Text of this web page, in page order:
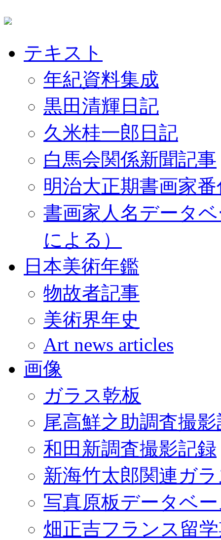
テキスト
年紀資料集成
黒田清輝日記
久米桂一郎日記
白馬会関係新聞記事
明治大正期書画家
書画家人名データ
による）
日本美術年鑑
物故者記事
美術界年史
Art news articles
画像
ガラス乾板
尾高鮮之助調査撮
和田新調査撮影記録
新海竹太郎関連ガ
写真原板データベ
畑正吉フランス留